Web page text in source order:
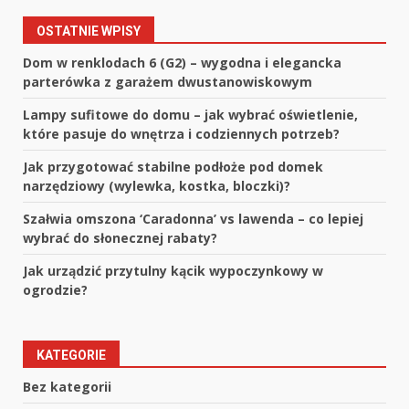
OSTATNIE WPISY
Dom w renklodach 6 (G2) – wygodna i elegancka
parterówka z garażem dwustanowiskowym
Lampy sufitowe do domu – jak wybrać oświetlenie,
które pasuje do wnętrza i codziennych potrzeb?
Jak przygotować stabilne podłoże pod domek
narzędziowy (wylewka, kostka, bloczki)?
Szałwia omszona ‘Caradonna’ vs lawenda – co lepiej
wybrać do słonecznej rabaty?
Jak urządzić przytulny kącik wypoczynkowy w
ogrodzie?
KATEGORIE
Bez kategorii